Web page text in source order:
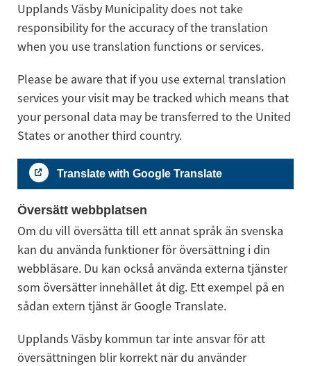
Upplands Väsby Municipality does not take
responsibility for the accuracy of the translation
when you use translation functions or services.
Please be aware that if you use external translation
services your visit may be tracked which means that
your personal data may be transferred to the United
States or another third country.
Translate with Google Translate
Översätt webbplatsen
Om du vill översätta till ett annat språk än svenska
kan du använda funktioner för översättning i din
webbläsare. Du kan också använda externa tjänster
som översätter innehållet åt dig. Ett exempel på en
sådan extern tjänst är Google Translate.
Upplands Väsby kommun tar inte ansvar för att
översättningen blir korrekt när du använder